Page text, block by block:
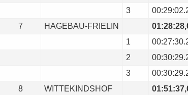
3
7 HAGEBAU-FRIELIN
1
2
3
8 WITTEKINDSHOF